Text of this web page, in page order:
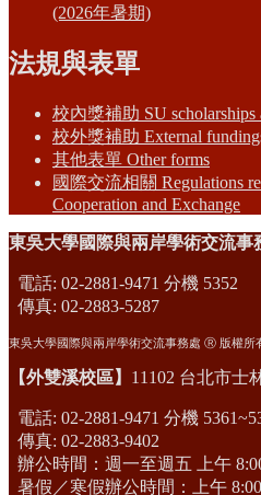
(2026年暑期)
法規與表單
校內獎補助 SU scholarships
校外獎補助 External
其他表單 Other forms
國際交流相關 Regulations
Cooperation and Exchange
東吳大學國際與兩岸學術交流事
電話: 02-2881-9471 分機 5352
傳真: 02-2883-5287
東吳大學國際與兩岸學術交流事務處 Ⓡ 版權所
【外雙溪校區】 11102 台北市士
電話: 02-2881-9471 分機
傳真: 02-2883-9402
辦公時間：週一至週五 上午
暑假／寒假辦公時間：上午